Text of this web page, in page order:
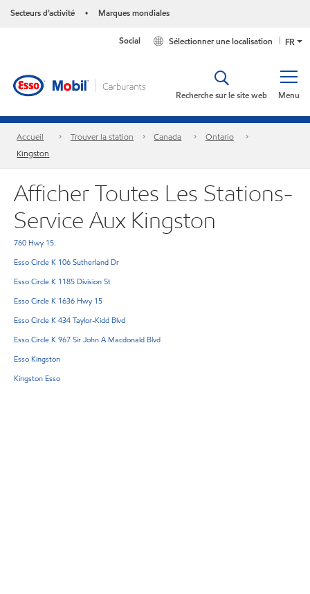
Secteurs d’activité • Marques mondiales
FR
Sélectionner une localisation
Social
Menu
Recherche sur le site web
Accueil Trouver la station Canada
Ontario
Kingston
Afficher Toutes Les Stations-
Service Aux Kingston
760 Hwy 15.
Esso Circle K 106 Sutherland Dr
Esso Circle K 1185 Division St
Esso Circle K 1636 Hwy 15
Esso Circle K 434 Taylor-Kidd Blvd
Esso Circle K 967 Sir John A Macdonald Blvd
Esso Kingston
Kingston Esso